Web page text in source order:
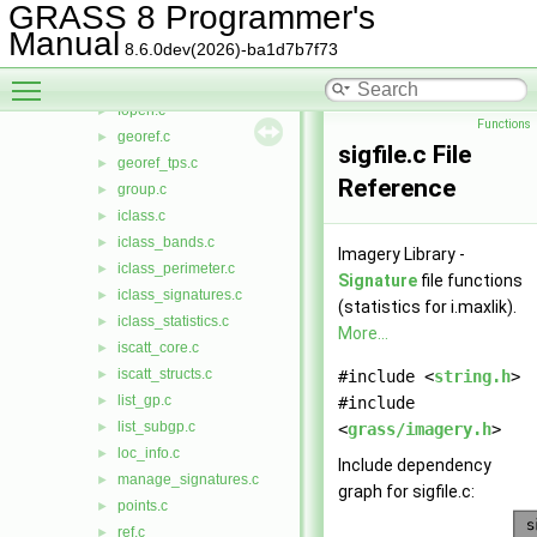
GRASS 8 Programmer's
Manual 8.6.0dev(2026)-ba1d7b7f73
▼ imagery
► alloc.c
► eol.c
► fopen.c
► georef.c
► georef_tps.c
► group.c
► iclass.c
► iclass_bands.c
► iclass_perimeter.c
► iclass_signatures.c
► iclass_statistics.c
► iscatt_core.c
► iscatt_structs.c
► list_gp.c
► list_subgp.c
► loc_info.c
► manage_signatures.c
► points.c
► ref.c
Functions
sigfile.c File
Reference
Imagery Library -
Signature file functions
(statistics for i.maxlik).
More...
#include <string.h>
#include
<grass/imagery.h>
Include dependency
graph for sigfile.c: